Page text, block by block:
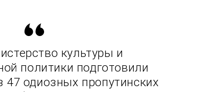
культуры и
политики подготовили
47 одиозных пропутинских